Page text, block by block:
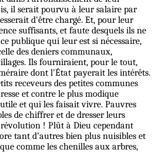
il serait pourvu à leur salaire par
d'être chargé. Et, pour leur
suffisants, et faute desquels ils ne
publique qui leur est si nécessaire,
des deniers communaux,
Ils fourniraient, pour le tout,
dont l'État payerait les intérêts.
receveurs des petites communes
et contre le plus modique
et qui les faisait vivre. Pauvres
de chiffrer et de dresser leurs
révolution ! Plût à Dieu cependant
tant d’autres bien plus nuisibles et
comme les chenilles aux arbres,